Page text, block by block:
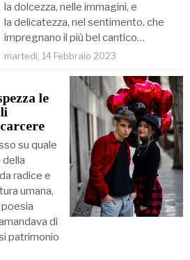
la dolcezza, nelle immagini, e
la delicatezza, nel sentimento, che
impregnano il più bel cantico…
martedì, 14 Febbraio 2023
le
su quale
radice e
umana,
di
patrimonio